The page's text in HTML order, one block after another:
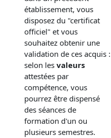
établissement, vous
disposez du "certificat
officiel" et vous
souhaitez obtenir une
validation de ces acquis :
selon les valeurs
attestées par
compétence, vous
pourrez être dispensé
des séances de
formation d'un ou
plusieurs semestres.